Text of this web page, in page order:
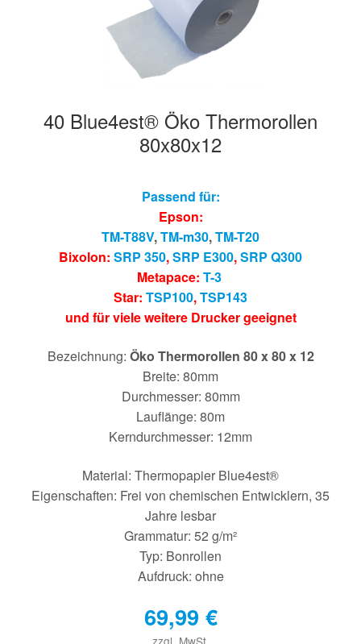
40 Blue4est® Öko Thermorollen
80x80x12
Passend für:
Epson:
TM-T88V,TM-m30,TM-T20
Bixolon: SRP 350,SRP E300,SRP Q300
Metapace: T-3
Star: TSP100,TSP143
und für viele weitere Drucker geeignet
Bezeichnung: Öko Thermorollen 80 x 80 x 12
Breite: 80mm
Durchmesser: 80mm
Lauflänge: 80m
Kerndurchmesser: 12mm
Material: Thermopapier Blue4est®
Eigenschaften: Frei von chemischen Entwicklern, 35
Jahre lesbar
Grammatur: 52 g/m²
Typ: Bonrollen
Aufdruck: ohne
69,99 €